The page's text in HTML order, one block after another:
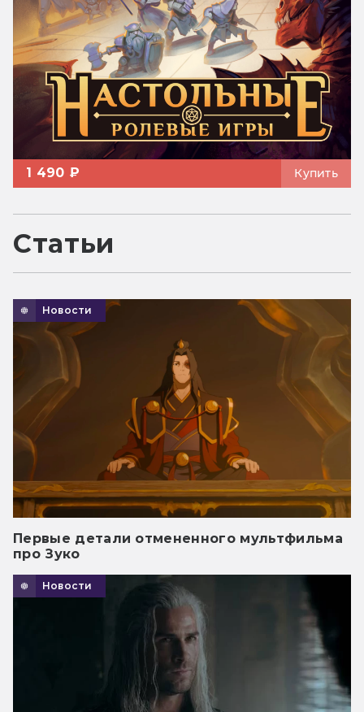
1 490 ₽ Купить
Статьи
Новости
Первые детали отмененного мультфильма
про Зуко
Новости